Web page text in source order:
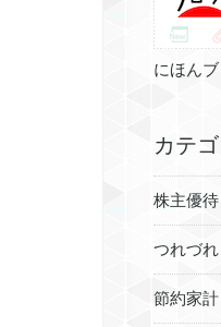
にほん
カテ
株主優
つれづ
節約家